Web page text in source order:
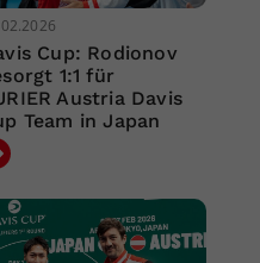
Cup: Rodionov
1:1 für
Austria Davis
Team in Japan